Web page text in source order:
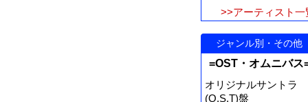
>>アーティスト一
ジャンル別・その他
=OST・オムニバス
オリジナルサントラ
(O.S.T)盤